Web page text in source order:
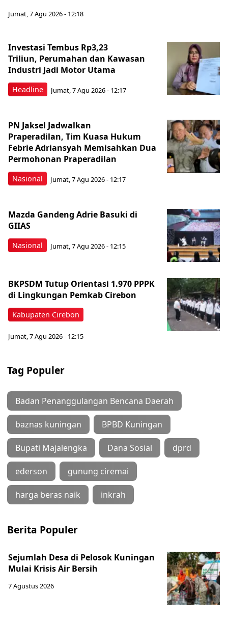
Jumat, 7 Agu 2026 - 12:18
Headline
Investasi Tembus Rp3,23
Triliun, Perumahan dan Kawasan
Industri Jadi Motor Utama
Jumat, 7 Agu 2026 - 12:17
Nasional
PN Jaksel Jadwalkan
Praperadilan, Tim Kuasa Hukum
Febrie Adriansyah Memisahkan Dua
Permohonan Praperadilan
Jumat, 7 Agu 2026 - 12:17
Nasional
Mazda Gandeng Adrie Basuki di
GIIAS
Jumat, 7 Agu 2026 - 12:15
Kabupaten Cirebon
BKPSDM Tutup Orientasi 1.970 PPPK
di Lingkungan Pemkab Cirebon
Jumat, 7 Agu 2026 - 12:15
Tag Populer
Badan Penanggulangan Bencana Daerah
baznas kuningan BPBD Kuningan
Bupati Majalengka Dana Sosial dprd
ederson gunung ciremai
harga beras naik inkrah
Berita Populer
Sejumlah Desa di Pelosok Kuningan
Mulai Krisis Air Bersih
7 Agustus 2026